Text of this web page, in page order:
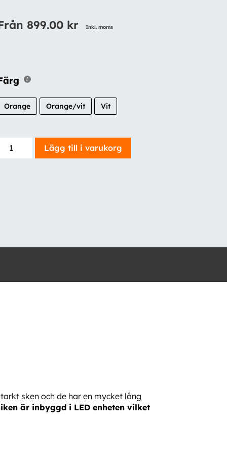
899.00 kr Inkl. moms
Orange Orange/vit Vit
Lägg till i varukorg
sken och de har en mycket lång
är inbyggd i LED enheten vilket